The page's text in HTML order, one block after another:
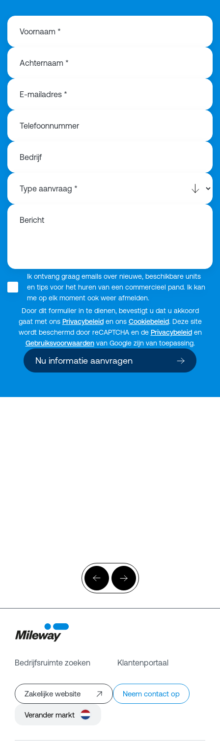
Voornaam *
Achternaam *
E-mailadres *
Telefoonnummer
Bedrijf
Bericht
Ik ontvang graag emails over nieuwe, beschikbare units
en tips voor het huren van een commercieel pand. Ik kan
me op elk moment ook weer afmelden.
Door dit formulier in te dienen, bevestigt u dat u akkoord
gaat met ons Privacybeleiden ons Cookiebeleid. Deze site
wordt beschermd door reCAPTCHA en de Privacybeleiden
Gebruiksvoorwaardenvan Google zijn van toepassing.
Nu informatie aanvragen
Bedrijfsruimte zoeken Klantenportaal
Zakelijke website Neem contact op
Verander markt